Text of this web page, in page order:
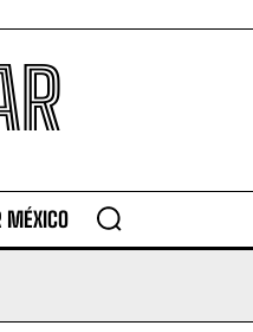
MÉXICO